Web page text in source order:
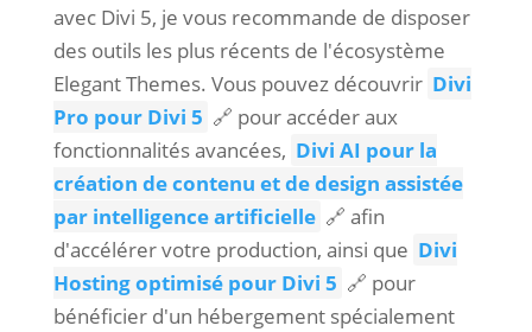
avec Divi 5, je vous recommande de disposer
des outils les plus récents de l'écosystème
Elegant Themes. Vous pouvez découvrir Divi
Pro pour Divi 5 🔗 pour accéder aux
fonctionnalités avancées, Divi AI pour la
création de contenu et de design assistée
par intelligence artificielle 🔗 afin
d'accélérer votre production, ainsi que Divi
Hosting optimisé pour Divi 5 🔗 pour
bénéficier d'un hébergement spécialement